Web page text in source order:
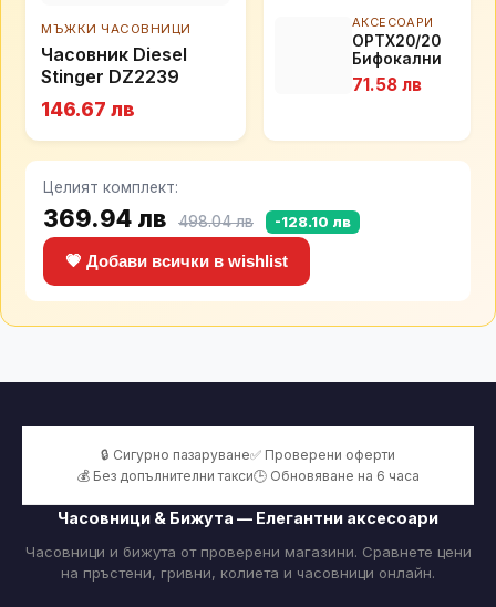
МЪЖКИ ЧАСОВНИЦИ
Часовник Diesel
Stinger DZ2239
146.67 лв
АКСЕСОАРИ
OPTX20/20
Бифокални
диоптрични
залепващи
71.58 лв
Целият комплект:
369.94 лв 498.04 лв -128.10 лв
💗 Добави всички в wishlist
🔒 Сигурно пазаруване✅ Проверени оферти
💰 Без допълнителни такси🕒 Обновяване на 6 часа
Часовници & Бижута — Елегантни аксесоари
Часовници и бижута от проверени магазини. Сравнете цени
на пръстени, гривни, колиета и часовници онлайн.